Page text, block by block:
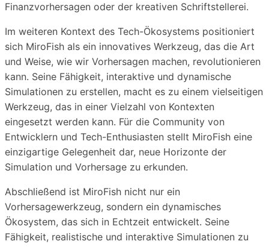
Finanzvorhersagen oder der kreativen Schriftstellerei.
Im weiteren Kontext des Tech-Ökosystems positioniert
sich MiroFish als ein innovatives Werkzeug, das die Art
und Weise, wie wir Vorhersagen machen, revolutionieren
kann. Seine Fähigkeit, interaktive und dynamische
Simulationen zu erstellen, macht es zu einem vielseitigen
Werkzeug, das in einer Vielzahl von Kontexten
eingesetzt werden kann. Für die Community von
Entwicklern und Tech-Enthusiasten stellt MiroFish eine
einzigartige Gelegenheit dar, neue Horizonte der
Simulation und Vorhersage zu erkunden.
Abschließend ist MiroFish nicht nur ein
Vorhersagewerkzeug, sondern ein dynamisches
Ökosystem, das sich in Echtzeit entwickelt. Seine
Fähigkeit, realistische und interaktive Simulationen zu